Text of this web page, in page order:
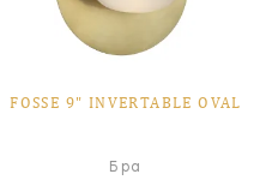
FOSSE 9" INVERTABLE OVAL
Бра